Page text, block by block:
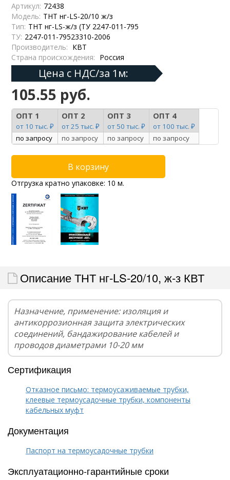
Артикул: 72438
Модель: ТНТ нг-LS-20/10 ж/з
Тип: ТНТ нг-LS-ж/з (ТУ 2247-011-795
ТУ: 2247-011-79523310-2006
Производитель: КВТ
Страна происхождения: Россия
Цена с НДС/за 1м:
105.55 руб.
ОПТ 1
от 10 тыс. ₽
ОПТ 2
от 25 тыс. ₽
ОПТ 3
от 50 тыс. ₽
ОПТ 4
от 100 тыс. ₽
по запросу
по запросу по запросу по запросу
Отгрузка кратно упаковке: 10 м.
Описание ТНТ нг-LS-20/10, ж-з КВТ
Назначение, применение: изоляция и
антикоррозионная защита электрических
соединений, бандажирование кабелей и
проводов диаметрами 10-20 мм
Сертификация
Отказное письмо: термоусаживаемые трубки,
клеевые термоусадочные трубки, компоненты
кабельных муфт
Документация
Паспорт на термоусадочные трубки
Эксплуатационно-гарантийные сроки